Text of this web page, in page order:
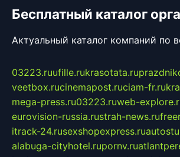
Бесплатный каталог
Актуальный каталог компаний по
03223.ruufille.rukrasotata.ru
veetbox.rucinemapost.ruciam-fr.ru
mega-press.ru03223.ruweb-
eurovision-russia.rustrah-news.ru
itrack-24.rusexshopexpress.ru
alabuga-cityhotel.rupornv.ru